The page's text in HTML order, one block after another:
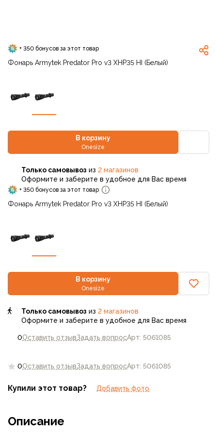
+ 350 бонусов за этот товар
Фонарь Armytek Predator Pro v3 XHP35 HI (Белый)
В корзину
Onesize
0Оставить отзывЗадать вопросАрт: 5061085
Только самовывоз из 2 магазинов
Оформите и заберите в удобное для Вас время
+ 350 бонусов за этот товар
Фонарь Armytek Predator Pro v3 XHP35 HI (Белый)
В корзину
Onesize
0Оставить отзывЗадать вопросАрт: 5061085
Только самовывоз из 2 магазинов
Оформите и заберите в удобное для Вас время
Купили этот товар? Добавить фото
Описание